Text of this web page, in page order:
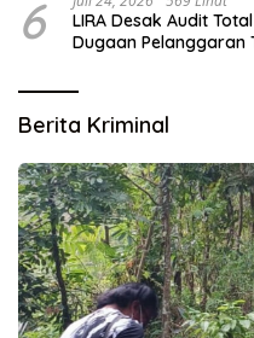
6
LIRA Desak Audit
Dugaan Pelanggaran
Berita Kriminal